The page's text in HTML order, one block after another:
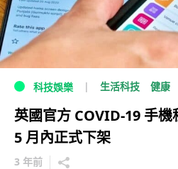
科技娛樂 生活科技 健康
英國官方 COVID-19 手
5 月內正式下架
3 年前